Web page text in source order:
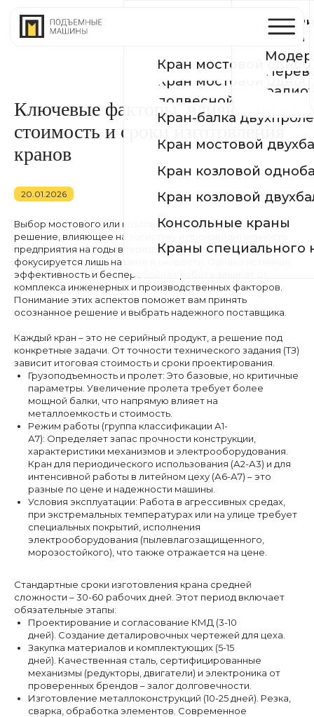
Кран мостовой двухбалочный
Краны специального назначения
Кран козловой двухбалочный
Кран-балка двухпролётная подвесная
Кран мостовой однобалочный
подвесной
Кран козловой однобалочный
Модернизация и
радиоуправлениеГеография
Ключевые факторы, влияющие на
стоимость и сроки изготовления
кранов
20.01.2026
Выбор мостового или козлового крана – стратегическое
решение, влияющее на логистику и производительность
предприятия на годы вперед. Часто запрос «куплю кран»
фокусируется лишь на цене и скорости. Однако истинная
эффективность и бесперебойная работа зависят от
комплекса инженерных и производственных факторов.
Понимание этих аспектов поможет вам принять
осознанное решение и выбрать надежного поставщика.
Каждый кран – это не серийный продукт, а решение под
конкретные задачи. От точности технического задания (ТЗ)
зависит итоговая стоимость и сроки проектирования.
Грузоподъемность и пролет: Это базовые, но критичные
параметры. Увеличение пролета требует более
мощной балки, что напрямую влияет на
металлоемкость и стоимость.
Режим работы (группа классификации А1-
А7): Определяет запас прочности конструкции,
характеристики механизмов и электрооборудования.
Кран для периодического использования (А2-А3) и для
интенсивной работы в литейном цеху (А6-А7) – это
разные по цене и надежности машины.
Условия эксплуатации: Работа в агрессивных средах,
при экстремальных температурах или на улице требует
специальных покрытий, исполнения
электрооборудования (пылевлагозащищенного,
морозостойкого), что также отражается на цене.
Стандартные сроки изготовления крана средней
сложности – 30-60 рабочих дней. Этот период включает
обязательные этапы:
Проектирование и согласование КМД (3-10
дней). Создание деталировочных чертежей для цеха.
Закупка материалов и комплектующих (5-15
дней). Качественная сталь, сертифицированные
механизмы (редукторы, двигатели) и электроника от
проверенных брендов – залог долговечности.
Изготовление металлоконструкций (10-25 дней). Резка,
сварка, обработка элементов. Современное